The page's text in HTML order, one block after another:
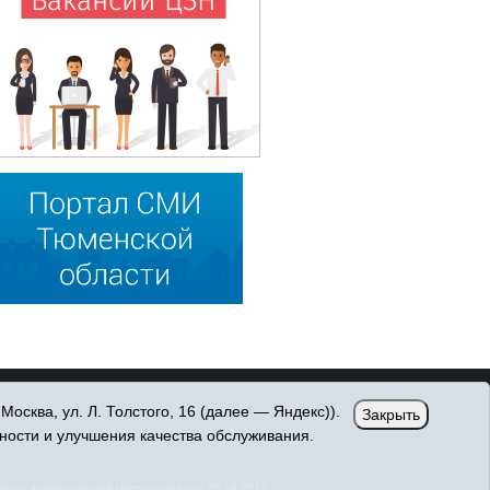
ул. Л. Толстого, 16 (далее — Яндекс)).
и улучшения качества обслуживания.
Закрыть